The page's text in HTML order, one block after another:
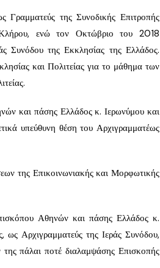
της Συνοδικής Επιτροπής
Κλήρου, ενώ τον Οκτώβριο του 2018
Συνόδου της Εκκλησίας της Ελλάδος.
και Πολιτείας για το μάθημα των
και πάσης Ελλάδος κ. Ιερωνύμου και
υπεύθυνη θέση του Αρχιγραμματέως
της Επικοινωνιακής και Μορφωτικής
Αθηνών και πάσης Ελλάδος κ.
ως Αρχιγραμματεύς της Ιεράς Συνόδου,
πάλαι ποτέ διαλαμψάσης Επισκοπής